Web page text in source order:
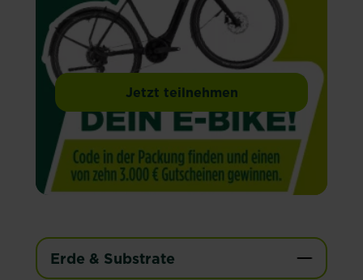
Jetzt teilnehmen
Erde & Substrate